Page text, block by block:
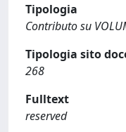
Tipologia
Contributo su
Tipologia sito
268
Fulltext
reserved